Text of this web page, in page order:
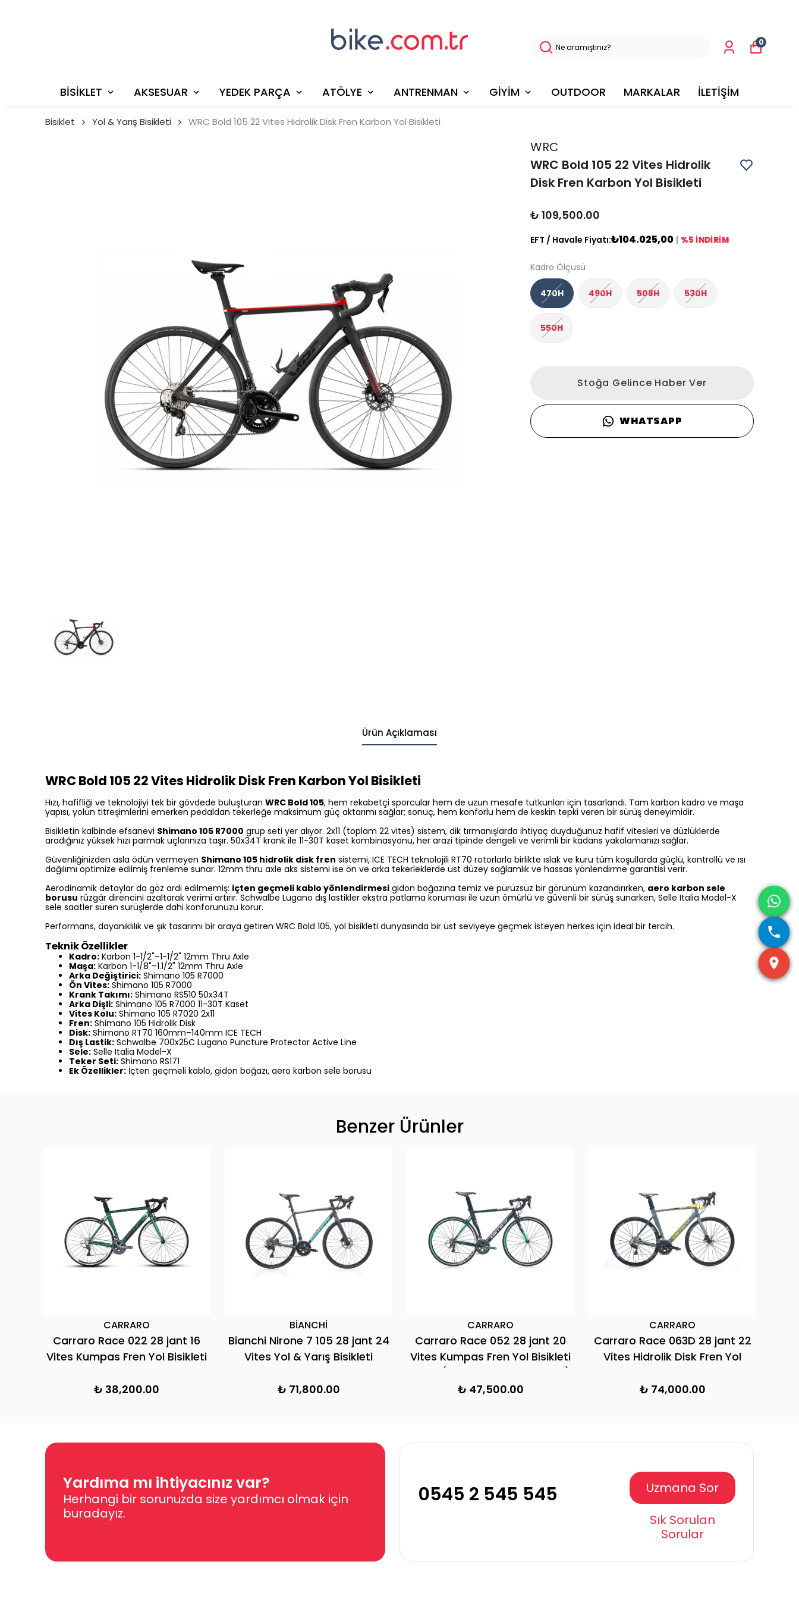
BİSİKLET AKSESUAR YEDEK PARÇA ATÖLYE ANTRENMAN GİYİM OUTDOOR MARKALAR İLETİŞİM
0
Bisiklet Yol & Yarış Bisikleti WRC Bold 105 22 Vites Hidrolik Disk Fren Karbon Yol Bisikleti
WRC
WRC Bold 105 22 Vites Hidrolik
Disk Fren Karbon Yol Bisikleti
₺ 109,500.00
EFT / Havale Fiyatı:₺104.025,00 | %5 İNDİRİM
Kadro Ölçüsü
470H 490H 508H 530H
550H
Stoğa Gelince Haber Ver
WHATSAPP
Ürün Açıklaması
WRC Bold 105 22 Vites Hidrolik Disk Fren Karbon Yol Bisikleti
Hızı, hafifliği ve teknolojiyi tek bir gövdede buluşturan WRC Bold 105, hem rekabetçi sporcular hem de uzun mesafe tutkunları için tasarlandı. Tam karbon kadro ve maşa
yapısı, yolun titreşimlerini emerken pedaldan tekerleğe maksimum güç aktarımı sağlar; sonuç, hem konforlu hem de keskin tepki veren bir sürüş deneyimidir.
Bisikletin kalbinde efsanevi Shimano 105 R7000 grup seti yer alıyor. 2x11 (toplam 22 vites) sistem, dik tırmanışlarda ihtiyaç duyduğunuz hafif vitesleri ve düzlüklerde
aradığınız yüksek hızı parmak uçlarınıza taşır. 50x34T krank ile 11-30T kaset kombinasyonu, her arazi tipinde dengeli ve verimli bir kadans yakalamanızı sağlar.
Güvenliğinizden asla ödün vermeyen Shimano 105 hidrolik disk fren sistemi, ICE TECH teknolojili RT70 rotorlarla birlikte ıslak ve kuru tüm koşullarda güçlü, kontrollü ve ısı
dağılımı optimize edilmiş frenleme sunar. 12mm thru axle aks sistemi ise ön ve arka tekerleklerde üst düzey sağlamlık ve hassas yönlendirme garantisi verir.
Aerodinamik detaylar da göz ardı edilmemiş: içten geçmeli kablo yönlendirmesi gidon boğazına temiz ve pürüzsüz bir görünüm kazandırırken, aero karbon sele
borusu rüzgâr direncini azaltarak verimi artırır. Schwalbe Lugano dış lastikler ekstra patlama koruması ile uzun ömürlü ve güvenli bir sürüş sunarken, Selle Italia Model-X
sele saatler süren sürüşlerde dahi konforunuzu korur.
Performans, dayanıklılık ve şık tasarımı bir araya getiren WRC Bold 105, yol bisikleti dünyasında bir üst seviyeye geçmek isteyen herkes için ideal bir tercih.
Teknik Özellikler
Kadro: Karbon 1-1/2"–1-1/2" 12mm Thru Axle
Maşa: Karbon 1-1/8"–1.1/2" 12mm Thru Axle
Arka Değiştirici: Shimano 105 R7000
Ön Vites: Shimano 105 R7000
Krank Takımı: Shimano RS510 50x34T
Arka Dişli: Shimano 105 R7000 11-30T Kaset
Vites Kolu: Shimano 105 R7020 2x11
Fren: Shimano 105 Hidrolik Disk
Disk: Shimano RT70 160mm–140mm ICE TECH
Dış Lastik: Schwalbe 700x25C Lugano Puncture Protector Active Line
Sele: Selle Italia Model-X
Teker Seti: Shimano RS171
Ek Özellikler: İçten geçmeli kablo, gidon boğazı, aero karbon sele borusu
Benzer Ürünler
CARRARO
Carraro Race 022 28 jant 16
Vites Kumpas Fren Yol Bisikleti
₺ 38,200.00
BİANCHİ
Bianchi Nirone 7 105 28 jant 24
Vites Yol & Yarış Bisikleti
₺ 71,800.00
CARRARO
Carraro Race 052 28 jant 20
Vites Kumpas Fren Yol Bisikleti
₺ 47,500.00
CARRARO
Carraro Race 063D 28 jant 22
Vites Hidrolik Disk Fren Yol
₺ 74,000.00
Yardıma mı ihtiyacınız var?
Herhangi bir sorunuzda size yardımcı olmak için
buradayız.
0545 2 545 545
Uzmana Sor
Sık Sorulan
Sorular